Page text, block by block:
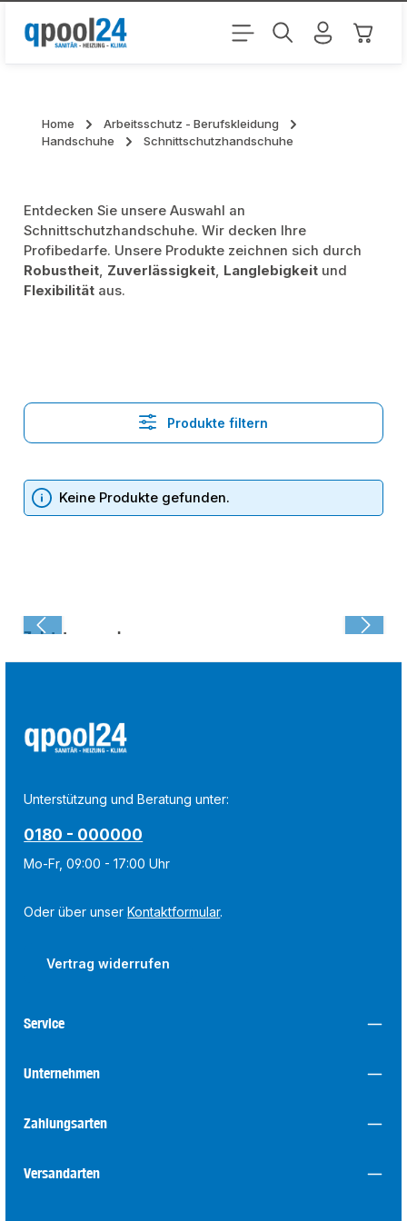
Zum Hauptinhalt springen
Home
Arbeitsschutz - Berufskleidung
Handschuhe
Schnittschutzhandschuhe
Entdecken Sie unsere Auswahl an
Schnittschutzhandschuhe. Wir decken Ihre
Profibedarfe. Unsere Produkte zeichnen sich durch
Robustheit, Zuverlässigkeit, Langlebigkeit und
Flexibilität aus.
Produkte filtern
Keine Produkte gefunden.
Zuletzt angesehen:
Unterstützung und Beratung unter:
0180 - 000000
Mo-Fr, 09:00 - 17:00 Uhr
Oder über unserKontaktformular.
Vertrag widerrufen
Service
Unternehmen
Zahlungsarten
Versandarten